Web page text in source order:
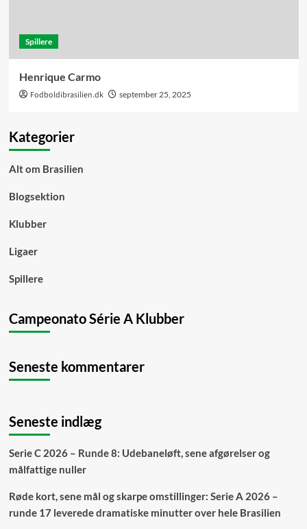
Spillere
Henrique Carmo
Fodboldibrasilien.dk september 25, 2025
Kategorier
Alt om Brasilien
Blogsektion
Klubber
Ligaer
Spillere
Campeonato Série A Klubber
Seneste kommentarer
Seneste indlæg
Serie C 2026 – Runde 8: Udebaneløft, sene afgørelser og
målfattige nuller
Røde kort, sene mål og skarpe omstillinger: Serie A 2026 –
runde 17 leverede dramatiske minutter over hele Brasilien